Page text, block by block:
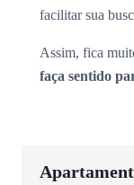
facilitar sua
Assim, fica
faça sentido